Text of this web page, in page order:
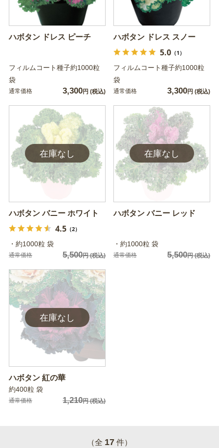
ハボタン ドレス ピーチ
フィルムコート種子約1000粒
袋
通常価格 3,300円 (税込)
ハボタン ドレス スノー
5.0（1）
フィルムコート種子約1000粒
袋
通常価格 3,300円 (税込)
ハボタン バニー ホワイト
4.5（2）
・約1000粒 袋
通常価格 5,500円(税込)
ハボタン バニー レッド
・約1000粒 袋
通常価格 5,500円(税込)
ハボタン 紅の華
約400粒 袋
通常価格 1,210円(税込)
（全 17 件）